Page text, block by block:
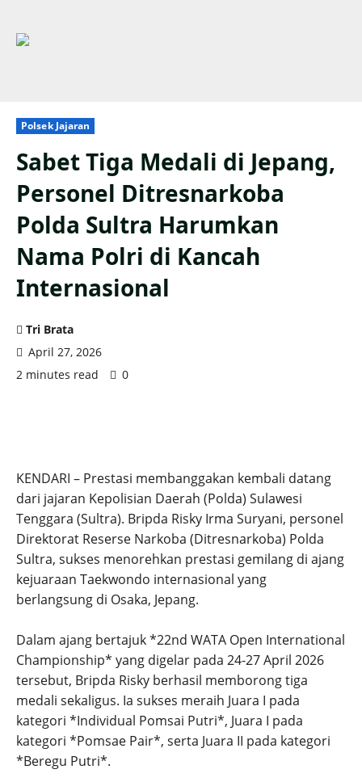
Polsek Jajaran
Sabet Tiga Medali di Jepang,
Personel Ditresnarkoba
Polda Sultra Harumkan
Nama Polri di Kancah
Internasional
Tri Brata
April 27, 2026
2 minutes read
0
KENDARI – Prestasi membanggakan kembali datang
dari jajaran Kepolisian Daerah (Polda) Sulawesi
Tenggara (Sultra). Bripda Risky Irma Suryani, personel
Direktorat Reserse Narkoba (Ditresnarkoba) Polda
Sultra, sukses menorehkan prestasi gemilang di ajang
kejuaraan Taekwondo internasional yang
berlangsung di Osaka, Jepang.
Dalam ajang bertajuk *22nd WATA Open International
Championship* yang digelar pada 24-27 April 2026
tersebut, Bripda Risky berhasil memborong tiga
medali sekaligus. Ia sukses meraih Juara I pada
kategori *Individual Pomsai Putri*, Juara I pada
kategori *Pomsae Pair*, serta Juara II pada kategori
*Beregu Putri*.